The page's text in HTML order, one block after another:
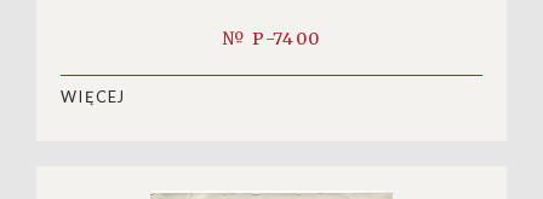
№ P-7400
WIĘCEJ